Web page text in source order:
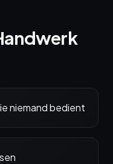
niemand bedient